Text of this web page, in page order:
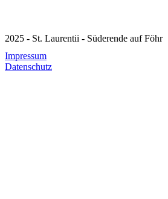
2025 - St. Laurentii - Süderende auf Föhr
Impressum
Datenschutz